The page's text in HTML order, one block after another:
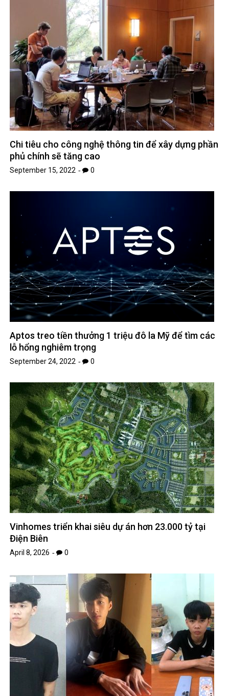
Chi tiêu cho công nghệ thông tin để xây dựng phần
phủ chính sẽ tăng cao
September 15, 2022 0
Aptos treo tiền thưởng 1 triệu đô la Mỹ để tìm các
lỗ hổng nghiêm trọng
September 24, 2022 0
Vinhomes triển khai siêu dự án hơn 23.000 tỷ tại
Điện Biên
April 8, 2026 0